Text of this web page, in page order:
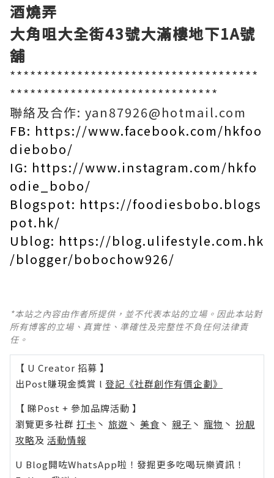
酒燒弄
大角咀大全街43號大滿樓地下1A號
舖
*************************************
*******************************
聯絡及合作: yan87926@hotmail.com
FB: https://www.facebook.com/hkfoo
diebobo/
IG: https://www.instagram.com/hkfo
odie_bobo/
Blogspot: https://foodiesbobo.blogs
pot.hk/
Ublog: https://blog.ulifestyle.com.hk
/blogger/bobochow926/
*本站之內容由作者所提供，並不代表本站的立場。因此本站對
所有博客的立場、真實性、準確性及完整性不負任何法律責
任。
【 U Creator 招募 】
出Post賺現金獎賞 l 登記《社群創作有價企劃》
【 睇Post + 參加品牌活動 】
瀏覽更多社群 打卡 丶 旅遊 丶 美食 丶 親子 丶 寵物 丶 扮靚
攻略及 活動情報
U Blog開咗WhatsApp啦！發掘更多吃喝玩樂資訊！